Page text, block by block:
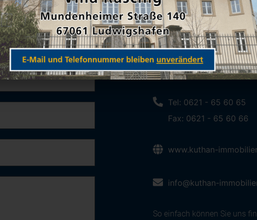
Kuthan-
Villa Raschig -
67061 Ludwigshafen
Tel: 0621 - 65 60 65
Fax: 0621 - 65 60 66
www.kuthan-
info@kuthan-
So einfach können Sie uns